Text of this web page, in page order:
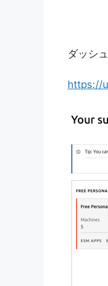
ダッシ
https://